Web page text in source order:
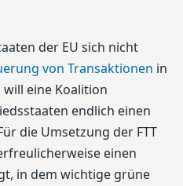
der EU sich nicht
von Transaktionen in
eine Koalition
endlich einen
die Umsetzung der FTT
einen
in dem wichtige grüne